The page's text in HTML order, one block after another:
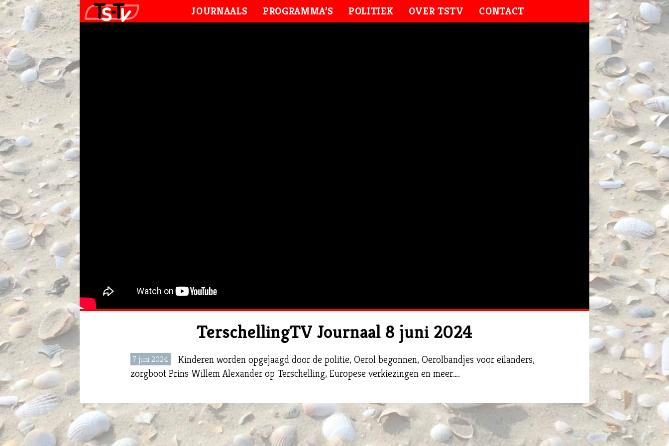
JOURNAALS PROGRAMMA’S POLITIEK OVER TSTV CONTACT
TerschellingTV Journaal 8 juni 2024
7 juni 2024
Kinderen worden opgejaagd door de politie, Oerol begonnen, Oerolbandjes voor eilanders,
zorgboot Prins Willem Alexander op Terschelling, Europese verkiezingen en meer….